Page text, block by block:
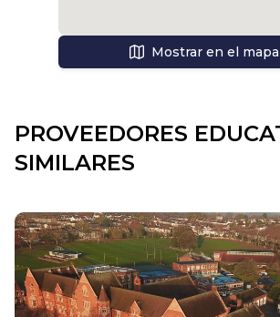
Mostrar en el mapa
PROVEEDORES
SIMILARES